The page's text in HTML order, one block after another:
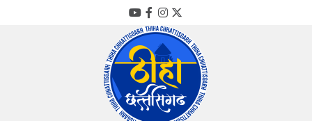
YouTube
Facebook
Instagram
Twitter